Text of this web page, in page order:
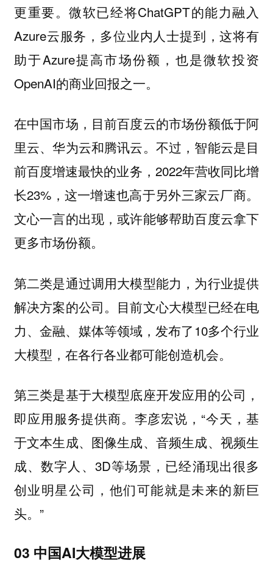
更重要。微软已经将ChatGPT的能力融入
Azure云服务，多位业内人士提到，这将有
助于Azure提高市场份额，也是微软投资
OpenAI的商业回报之一。
在中国市场，目前百度云的市场份额低于阿
里云、华为云和腾讯云。不过，智能云是目
前百度增速最快的业务，2022年营收同比增
长23%，这一增速也高于另外三家云厂商。
文心一言的出现，或许能够帮助百度云拿下
更多市场份额。
第二类是通过调用大模型能力，为行业提供
解决方案的公司。目前文心大模型已经在电
力、金融、媒体等领域，发布了10多个行业
大模型，在各行各业都可能创造机会。
第三类是基于大模型底座开发应用的公司，
即应用服务提供商。李彦宏说，“今天，基
于文本生成、图像生成、音频生成、视频生
成、数字人、3D等场景，已经涌现出很多
创业明星公司，他们可能就是未来的新巨
头。”
03 中国AI大模型进展